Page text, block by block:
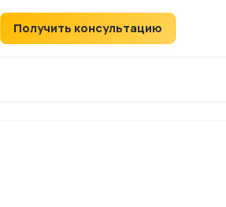
Получить консультацию